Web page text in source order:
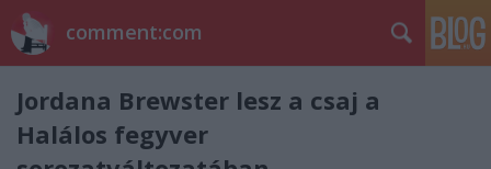
comment:com
Jordana Brewster lesz a csaj a
Halálos fegyver